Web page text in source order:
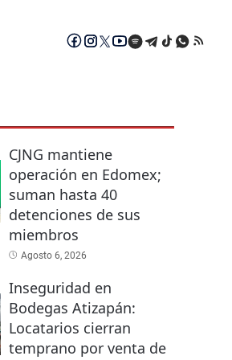
CJNG mantiene
operación en Edomex;
suman hasta 40
detenciones de sus
miembros
Agosto 6, 2026
Inseguridad en
Bodegas Atizapán:
Locatarios cierran
temprano por venta de